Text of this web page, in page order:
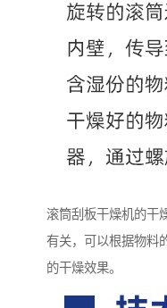
滚筒刮板干燥机的干
有关，可以根据物料
的干燥效果。